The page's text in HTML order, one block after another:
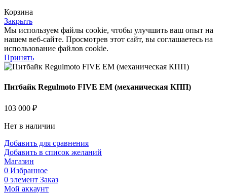
Корзина
Закрыть
Мы используем файлы cookie, чтобы улучшить ваш опыт на
нашем веб-сайте. Просмотрев этот сайт, вы соглашаетесь на
использование файлов cookie.
Принять
Питбайк Regulmoto FIVE EM (механическая КПП)
103 000 ₽
Нет в наличии
Добавить для сравнения
Добавить в список желаний
Магазин
0 Избранное
0 элемент Заказ
Мой аккаунт